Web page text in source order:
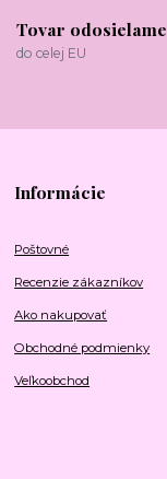
Tovar odosielame
do celej EU
Informácie
Poštovné
Recenzie zákazníkov
Ako nakupovať
Obchodné podmienky
Veľkoobchod